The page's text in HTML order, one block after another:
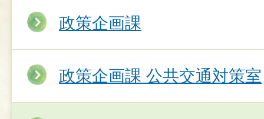
政策企画課
政策企画課 公共交通対策室